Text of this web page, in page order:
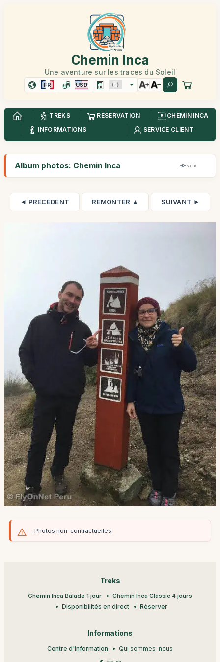
Chemin Inca
Une aventure sur les traces du Soleil
FR USD
TREKS RÉSERVATION
CHEMIN INCA
INFORMATIONS
SERVICE CLIENT
Album photos: Chemin Inca 50,3K
◄ PRÉCÉDENT REMONTER ▲ SUIVANT ►
Photos non-contractuelles
Treks
Chemin Inca Balade 1 jour
Chemin Inca Classic 4 jours
Disponibilités en direct
Réserver
Informations
Centre d'information Qui sommes-nous